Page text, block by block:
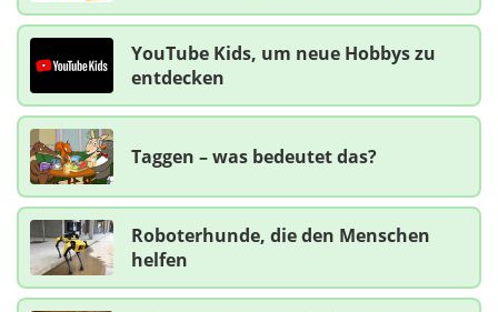
YouTube Kids, um neue Hobbys zu
entdecken
Taggen – was bedeutet das?
Roboterhunde, die den Menschen
helfen